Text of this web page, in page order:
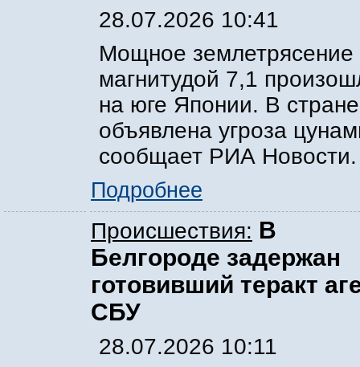
28.07.2026 10:41
Мощное землетрясение
магнитудой 7,1
на юге Японии. В стране
объявлена угроза
сообщает РИА Новости.
Подробнее
Происшествия: В
Белгороде задержан
готовивший теракт
СБУ
28.07.2026 10:11